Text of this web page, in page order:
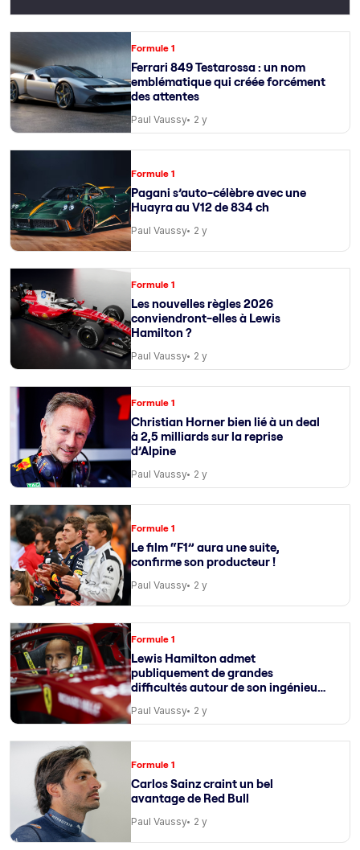
Formule 1
Ferrari 849 Testarossa : un nom
emblématique qui créée forcément
des attentes
Paul Vaussy 2 y
Formule 1
Pagani s’auto-célèbre avec une
Huayra au V12 de 834 ch
Paul Vaussy 2 y
Formule 1
Les nouvelles règles 2026
conviendront-elles à Lewis
Hamilton ?
Paul Vaussy 2 y
Formule 1
Christian Horner bien lié à un deal
à 2,5 milliards sur la reprise
d’Alpine
Paul Vaussy 2 y
Formule 1
Le film “F1” aura une suite,
confirme son producteur !
Paul Vaussy 2 y
Formule 1
Lewis Hamilton admet
publiquement de grandes
difficultés autour de son ingénieur
Paul Vaussy 2 y
Formule 1
Carlos Sainz craint un bel
avantage de Red Bull
Paul Vaussy 2 y